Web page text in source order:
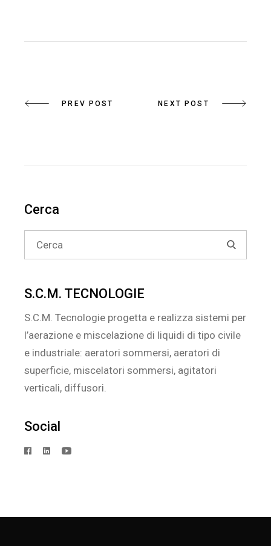
PREV POST NEXT POST
Cerca
Search
for:
S.C.M. TECNOLOGIE
S.C.M. Tecnologie progetta e realizza sistemi per
l’aerazione e miscelazione di liquidi di tipo civile
e industriale: aeratori sommersi, aeratori di
superficie, miscelatori sommersi, agitatori
verticali, diffusori.
Social